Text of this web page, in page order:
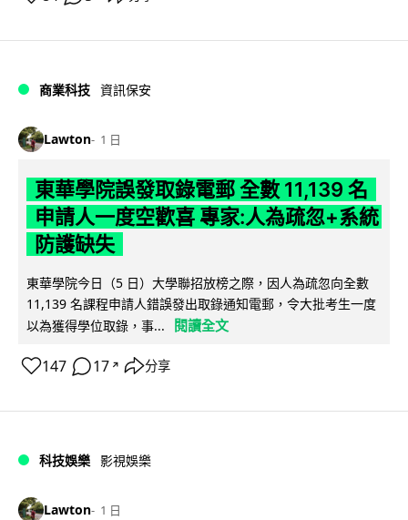
商業科技 資訊保安
Lawton 1 日
東華學院誤發取錄電郵 全數 11,139 名
申請人一度空歡喜 專家:人為疏忽+系統
防護缺失
東華學院今日（5 日）大學聯招放榜之際，因人為疏忽向全數
11,139 名課程申請人錯誤發出取錄通知電郵，令大批考生一度
以為獲得學位取錄，事...
閱讀全文
147 17 ↗ 分享
科技娛樂 影視娛樂
Lawton 1 日